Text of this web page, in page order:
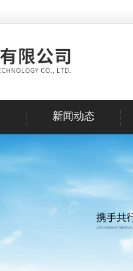
新闻动态